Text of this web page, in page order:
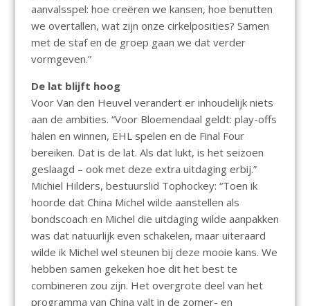
aanvalsspel: hoe creëren we kansen, hoe benutten
we overtallen, wat zijn onze cirkelposities? Samen
met de staf en de groep gaan we dat verder
vormgeven.”
De lat blijft hoog
Voor Van den Heuvel verandert er inhoudelijk niets
aan de ambities. “Voor Bloemendaal geldt: play-offs
halen en winnen, EHL spelen en de Final Four
bereiken. Dat is de lat. Als dat lukt, is het seizoen
geslaagd – ook met deze extra uitdaging erbij.”
Michiel Hilders, bestuurslid Tophockey: “Toen ik
hoorde dat China Michel wilde aanstellen als
bondscoach en Michel die uitdaging wilde aanpakken
was dat natuurlijk even schakelen, maar uiteraard
wilde ik Michel wel steunen bij deze mooie kans. We
hebben samen gekeken hoe dit het best te
combineren zou zijn. Het overgrote deel van het
programma van China valt in de zomer- en